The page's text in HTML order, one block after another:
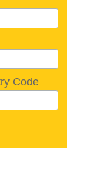
Code